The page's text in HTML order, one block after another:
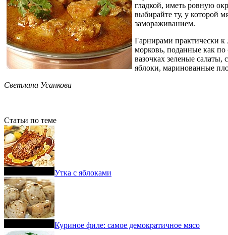
гладкой, иметь ровную
выбирайте ту, у которой
замораживанием.
Гарнирами практически
морковь, поданные как по
вазочках зеленые
яблоки, маринованные
Светлана Усанкова
Статьи по теме
Утка с яблоками
Куриное филе: самое демократичное мясо